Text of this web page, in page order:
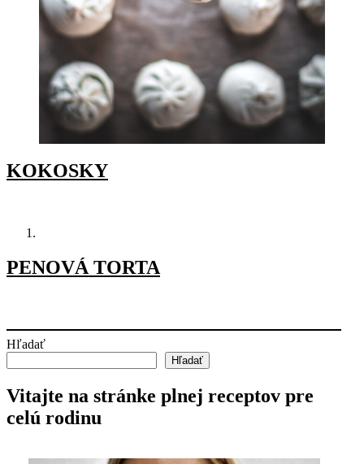
KOKOSKY
PENOVÁ TORTA
Hľadať
Hľadať
Vitajte na stránke plnej receptov pre
celú rodinu